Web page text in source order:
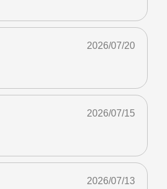
2026/07/20
2026/07/15
2026/07/13